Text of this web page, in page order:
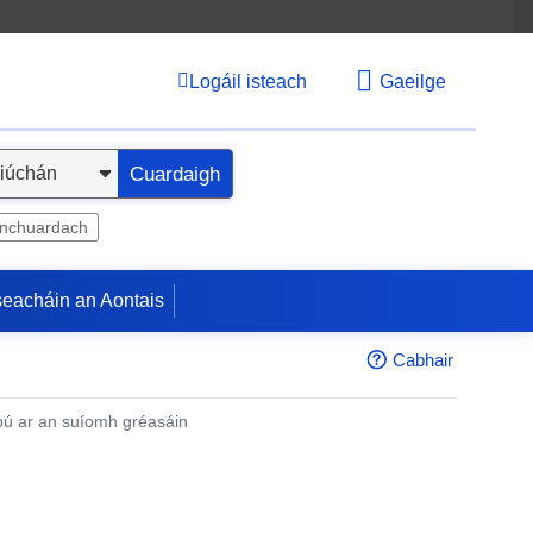
Logáil isteach Gaeilge
Cuardaigh
an Aontais
Cabhair
ar an suíomh gréasáin